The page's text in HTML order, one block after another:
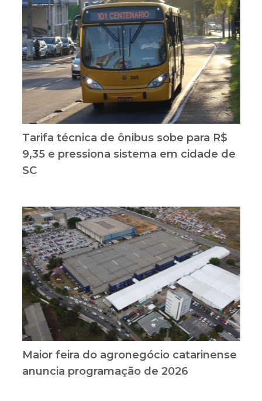
Tarifa técnica de ônibus sobe para R$
9,35 e pressiona sistema em cidade de
SC
Maior feira do agronegócio catarinense
anuncia programação de 2026